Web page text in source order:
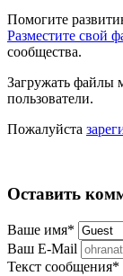
Помогите
Разместите свой
сообщества.
Загружать файлы
пользователи.
Пожалуйста
Оставить
Ваше имя*
Ваш E-Mail
Текст сообщения*